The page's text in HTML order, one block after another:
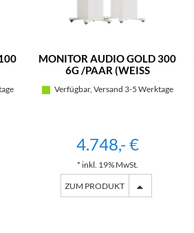
MONITOR AUDIO GOLD 300
6G /PAAR (WEISS S
Verfügbar, Versand 3-5 Werktage
4.748,- €
* inkl. 19% MwSt.
ZUM PRODUKT